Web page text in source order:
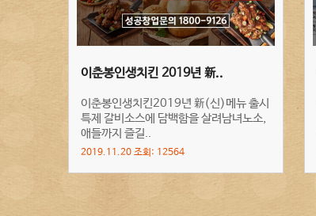
이춘봉인생치킨 2019년 新..
이춘봉인생치킨2019년 新(신)메뉴 출시
특제 갈비소스에 담백함을 살려남녀노소,
애들까지 즐길..
2019.11.20 조회: 12564